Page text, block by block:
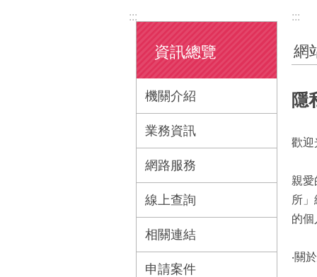
:::
資訊總覽
機關介紹
業務資訊
網路服務
線上查詢
相關連結
申請案件
:::
網
隱
歡迎
親
所
的個
‧關